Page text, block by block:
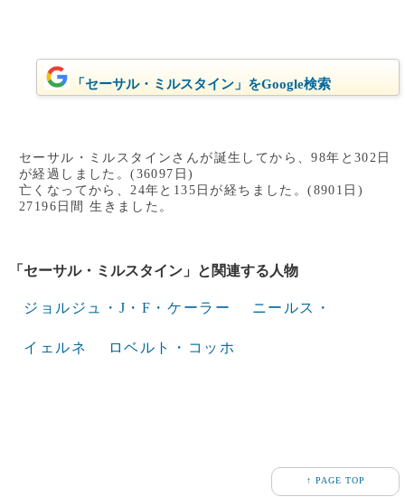
「セーサル・ミルスタイン」をGoogle検索
セーサル・ミルスタインさんが誕生してから、98年と302日
が経過しました。(36097日)
亡くなってから、24年と135日が経ちました。(8901日)
27196日間 生きました。
「セーサル・ミルスタイン」と関連する人物
ジョルジュ・J・F・ケーラー ニールス・
イェルネ ロベルト・コッホ
↑ PAGE TOP